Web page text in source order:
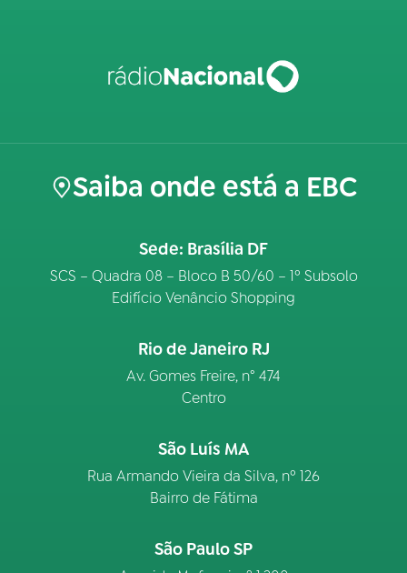
Saiba onde está a EBC
Sede: Brasília DF
SCS – Quadra 08 – Bloco B 50/60 – 1º Subsolo
Edifício Venâncio Shopping
Rio de Janeiro RJ
Av. Gomes Freire, n° 474
Centro
São Luís MA
Rua Armando Vieira da Silva, nº 126
Bairro de Fátima
São Paulo SP